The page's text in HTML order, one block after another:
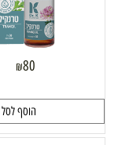
₪80
הוסף לסל